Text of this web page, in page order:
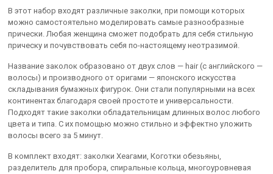
В этот набор входят различные заколки, при помощи которых
можно самостоятельно моделировать самые разнообразные
прически. Любая женщина сможет подобрать для себя стильную
прическу и почувствовать себя по-настоящему неотразимой.
Название заколок образовано от двух слов — hair (с английского —
волосы) и производного от оригами — японского искусства
складывания бумажных фигурок. Они стали популярными на всех
континентах благодаря своей простоте и универсальности.
Подходят такие заколки обладательницам длинных волос любого
цвета и типа. С их помощью можно стильно и эффектно уложить
волосы всего за 5 минут.
В комплект входят: заколки Хеагами, Коготки обезьяны,
разделитель для пробора, спиральные кольца, многоуровневая